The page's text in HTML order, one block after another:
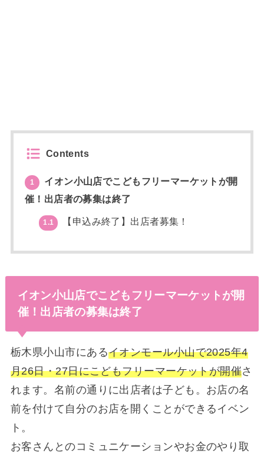
Contents
1
イオン小山店でこどもフリーマーケットが開
催！出店者の募集は終了
1.1 【申込み終了】出店者募集！
イオン小山店でこどもフリーマーケットが開
催！出店者の募集は終了
栃木県小山市にあるイオンモール小山で2025年4
月26日・27日にこどもフリーマーケットが開催さ
れます。名前の通りに出店者は子ども。お店の名
前を付けて自分のお店を開くことができるイベン
ト。
お客さんとのコミュニケーションやお金のやり取